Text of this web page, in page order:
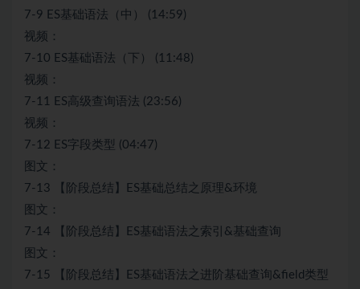
7-9 ES基础语法（中） (14:59)
视频：
7-10 ES基础语法（下） (11:48)
视频：
7-11 ES高级查询语法 (23:56)
视频：
7-12 ES字段类型 (04:47)
图文：
7-13 【阶段总结】ES基础总结之原理&环境
图文：
7-14 【阶段总结】ES基础语法之索引&基础查询
图文：
7-15 【阶段总结】ES基础语法之进阶基础查询&field类型